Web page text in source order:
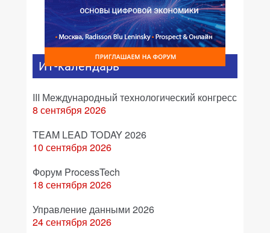
ИТ-календарь
III Международный технологический конгресс
8 сентября 2026
TEAM LEAD TODAY 2026
10 сентября 2026
Форум ProcessTech
18 сентября 2026
Управление данными 2026
24 сентября 2026